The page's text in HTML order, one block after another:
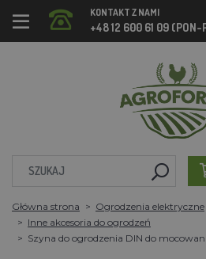
KONTAKT Z NAMI
+48 12 600 61 09 (PON-
Główna strona
Ogrodzenia elektryczne
Inne akcesoria do ogrodzeń
Szyna do ogrodzenia DIN do